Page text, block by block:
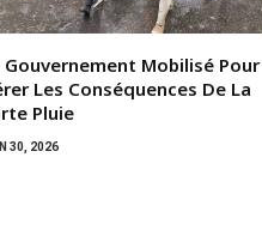
Gouvernement Mobilisé Pour
Les Conséquences De La
Pluie
30, 2026